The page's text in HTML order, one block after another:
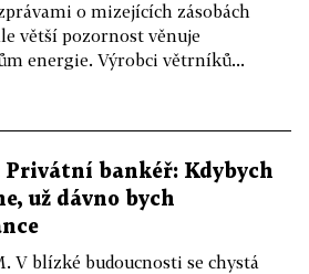
zprávami o mizejících zásobách
větší pozornost věnuje
energie. Výrobci větrníků...
bankéř: Kdybych
už dávno bych
V blízké budoucnosti se chystá